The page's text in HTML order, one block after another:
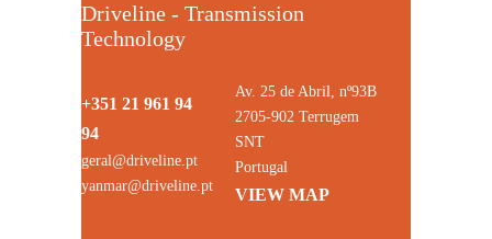
Driveline - Transmission
Technology
+351 21 961 94
94
geral@driveline.pt
yanmar@driveline.pt
Av. 25 de Abril, nº93B
2705-902 Terrugem
SNT
Portugal
VIEW MAP